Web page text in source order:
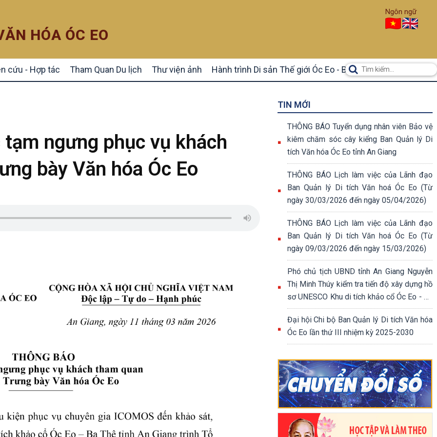
HÓA ÓC EO
Ngôn ngữ
cứu - Hợp tác Tham Quan Du lịch Thư viện ảnh Hành trình Di sản Thế giới Óc Eo - Ba Thê
ngưng phục vụ khách
bày Văn hóa Óc Eo
TIN MỚI
THÔNG BÁO Tuyển dụng nhân viên Bảo vệ
kiêm chăm sóc cây kiểng Ban Quản lý Di
tích Văn hóa Óc Eo tỉnh An Giang
THÔNG BÁO Lịch làm việc của Lãnh đạo
Ban Quản lý Di tích Văn hoá Óc Eo (Từ
ngày 30/03/2026 đến ngày 05/04/2026)
THÔNG BÁO Lịch làm việc của Lãnh đạo
Ban Quản lý Di tích Văn hoá Óc Eo (Từ
ngày 09/03/2026 đến ngày 15/03/2026)
Phó chủ tịch UBND tỉnh An Giang Nguyễn
Thị Minh Thúy kiểm tra tiến độ xây dựng hồ
sơ UNESCO Khu di tích khảo cổ Óc Eo - Ba
Thê.
Đại hội Chi bộ Ban Quản lý Di tích Văn hóa
Óc Eo lần thứ III nhiệm kỳ 2025-2030